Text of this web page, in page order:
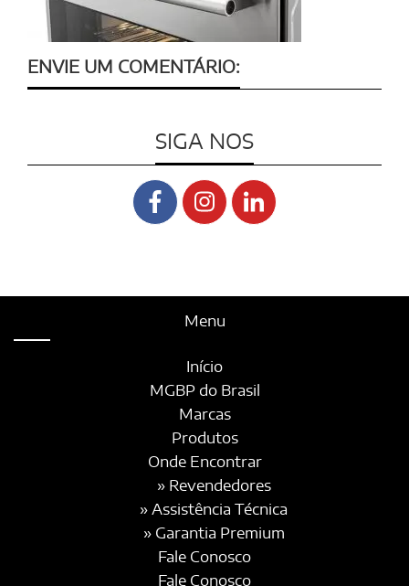
ENVIE UM COMENTÁRIO:
SIGA NOS
Menu
Início
MGBP do Brasil
Marcas
Produtos
Onde Encontrar
» Revendedores
» Assistência Técnica
» Garantia Premium
Fale Conosco
Fale Conosco